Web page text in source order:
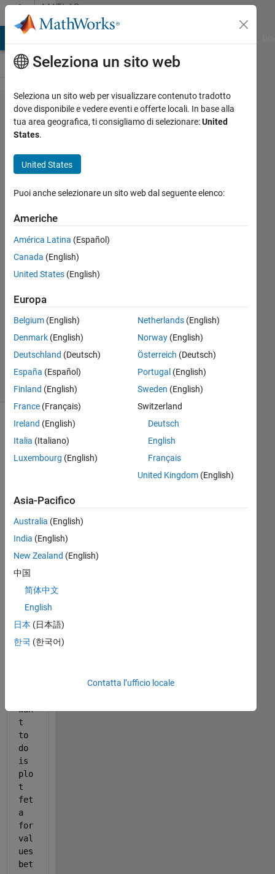
Vai al contenutoMATLAB
Answers
How to
neatly
values
plot?
HC98
2023
1
Aggiornato
15
Visualizzazioni
(30 giorni)
Mostra
commenti
meno
tti
ng
2
fun
cti
ons
:
eta
,
wan
t
to
do
is
plo
t
fet
a
for
val
ues
bet
Seleziona un sito web
Seleziona un sito web per visualizzare contenuto tradotto
dove disponibile e vedere eventi e offerte locali. In base alla
tua area geografica, ti consigliamo di selezionare:United
States.
United States
Puoi anche selezionare un sito web dal seguente elenco:
Americhe
América Latina (Español)
Canada (English)
United States (English)
Europa
Belgium (English)
Denmark (English)
Deutschland (Deutsch)
España (Español)
Finland (English)
France (Français)
Ireland (English)
Italia (Italiano)
Luxembourg (English)
Netherlands(English)
Norway(English)
Österreich (Deutsch)
Portugal (English)
Sweden (English)
Switzerland
Deutsch
English
Français
United Kingdom(English)
Asia-Pacifico
Australia (English)
India (English)
New Zealand (English)
中国
简体中文
English
日本 (日本語)
한국 (한국어)
Contatta l’ufficio locale